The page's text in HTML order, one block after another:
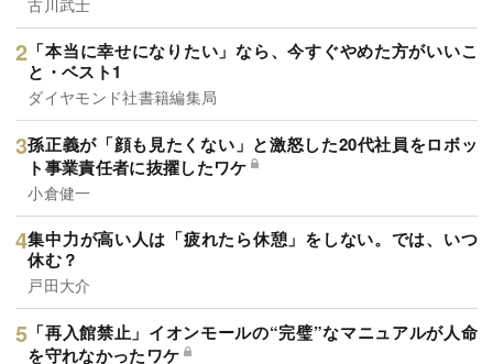
「本当に幸せになりたい」なら、今すぐやめた方がいいこ
と・ベスト1
ダイヤモンド社書籍編集局
孫正義が「顔も見たくない」と激怒した20代社員をロボッ
ト事業責任者に抜擢したワケ
小倉健一
集中力が高い人は「疲れたら休憩」をしない。では、いつ
休む？
戸田大介
「再入館禁止」イオンモールの“完璧”なマニュアルが人命
を守れなかったワケ